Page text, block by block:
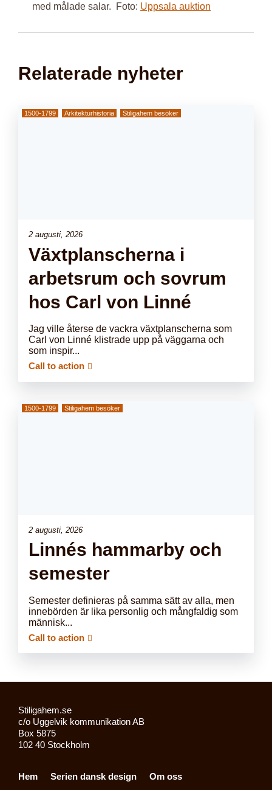
med målade salar. Foto: Uppsala auktion
Relaterade nyheter
1500-1799 Arkitekturhistoria Stiligahem besöker
2 augusti, 2026
Växtplanscherna i
arbetsrum och sovrum
hos Carl von Linné
Jag ville återse de vackra växtplanscherna som
Carl von Linné klistrade upp på väggarna och
som inspir...
Call to action
1500-1799 Stiligahem besöker
2 augusti, 2026
Linnés hammarby och
semester
Semester definieras på samma sätt av alla, men
innebörden är lika personlig och mångfaldig som
människ...
Call to action
Stiligahem.se
c/o Uggelvik kommunikation AB
Box 5875
102 40 Stockholm
Hem Serien dansk design Om oss